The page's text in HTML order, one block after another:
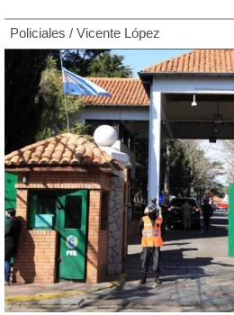
Policiales / Vicente López